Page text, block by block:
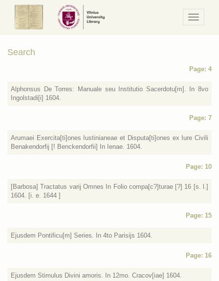
/
Meniu
Search
Page: 4
Alphonsus De Torres: Manuale seu Institutio Sacerdotu[m]. In 8vo
Ingolstadi[i] 1604.
Page: 7
Arumaei Exercita[ti]ones Iustinianeae et Disputa[ti]ones ex Iure Civili
Benakendorfij [! Benckendorfii] In Ienae. 1604.
Page: 10
[Barbosa] Tractatus varij Omnes In Folio compa[c?]turae [?] 16 [s. l.]
1604. [i. e. 1644 ]
Page: 15
Ejusdem Pontificu[m] Series. In 4to Parisijs 1604.
Page: 16
Ejusdem Stimulus Divini amoris. In 12mo. Cracov[iae] 1604.